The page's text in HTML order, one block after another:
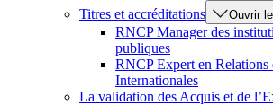
Titres et accréditations
Ouvrir
RNCP Manager des
publiques
RNCP Expert en Relations
Internationales
La validation des Acquis et de